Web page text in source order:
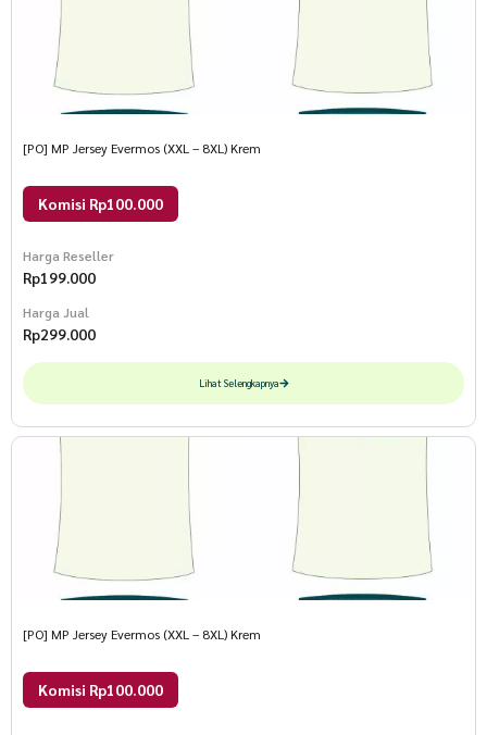
[PO] MP Jersey Evermos (XXL – 8XL) Krem
Komisi Rp100.000
Harga Reseller
Rp199.000
Harga Jual
Rp299.000
Lihat Selengkapnya
[PO] MP Jersey Evermos (XXL – 8XL) Krem
Komisi Rp100.000